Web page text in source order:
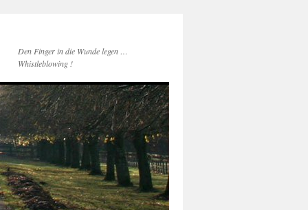
Den Finger in die Wunde legen …
Whistleblowing !